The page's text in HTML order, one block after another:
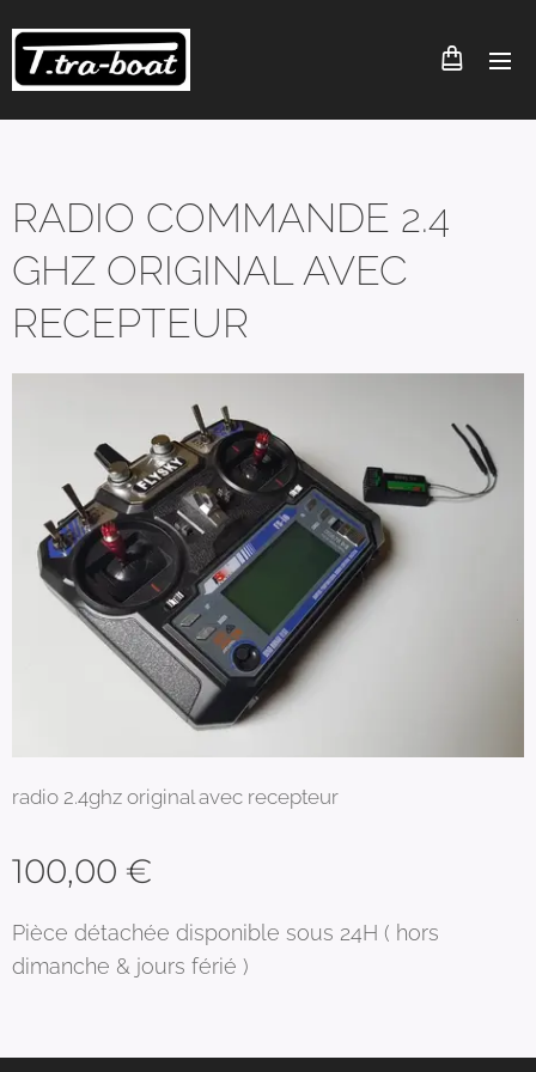
RADIO COMMANDE 2.4
GHZ ORIGINAL AVEC
RECEPTEUR
radio 2.4ghz original avec recepteur
100,00 €
Pièce détachée disponible sous 24H ( hors
dimanche & jours férié )